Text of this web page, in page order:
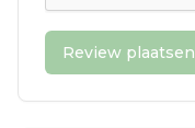
Review plaatsen